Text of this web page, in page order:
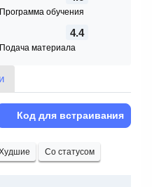
Программа обучения
4.4
Подача материала
Код для встраивания
Со статусом